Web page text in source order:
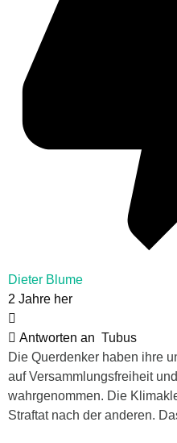
Dieter Blume
2 Jahre her
Antworten an Tubus
Die Querdenker haben ihre
auf Versammlungsfreiheit
wahrgenommen. Die
Straftat nach der anderen.